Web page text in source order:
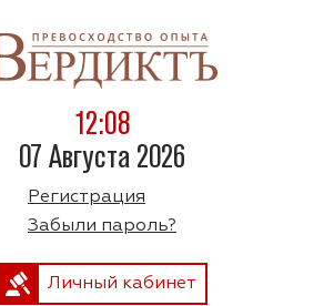
12:08
07 Августа 2026
Регистрация
Забыли пароль?
Личный кабинет